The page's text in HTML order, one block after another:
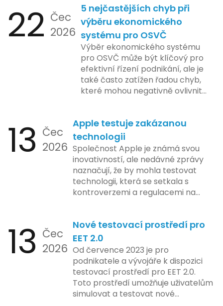
22 Čec
2026
5 nejčastějších chyb při
výběru ekonomického
systému pro OSVČ
Výběr ekonomického systému
pro OSVČ může být klíčový pro
efektivní řízení podnikání, ale je
také často zatížen řadou chyb,
které mohou negativně ovlivnit
by se podnikatelé měli vyvarovat.
13 Čec
2026
Apple testuje zakázanou
technologii
Společnost Apple je známá svou
inovativností, ale nedávné zprávy
naznačují, že by mohla testovat
technologii, která se setkala s
kontroverzemi a regulacemi na
implementace funkce, která by
mohla porušovat určité zákonné
limity na ochranu osobních údajů.
Tato technologie se zaměřuje na
pokročilé sledování uživatelských
aktivit, což vyvolalo obavy ohledně
soukromí a ochrany dat uživatelů.
13 Čec
2026
Nové testovací prostředí pro
EET 2.0
Od července 2023 je pro
podnikatele a vývojáře k dispozici
testovací prostředí pro EET 2.0.
Toto prostředí umožňuje uživatelům
simulovat a testovat nové